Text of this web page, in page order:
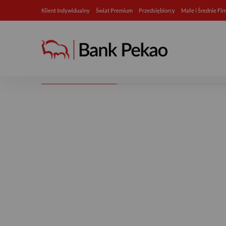
Klient Indywidualny Świat Premium Przedsiębiorcy Małe i Średnie